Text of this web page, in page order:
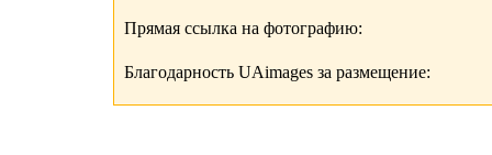
Прямая ссылка на фотографию:
Благодарность UAimages за размещение: